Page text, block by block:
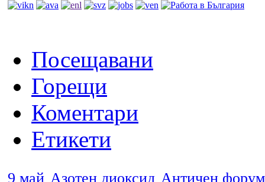
Посещавани
Горещи
Коментари
Етикети
9 май Азотен диоксид Античен форум